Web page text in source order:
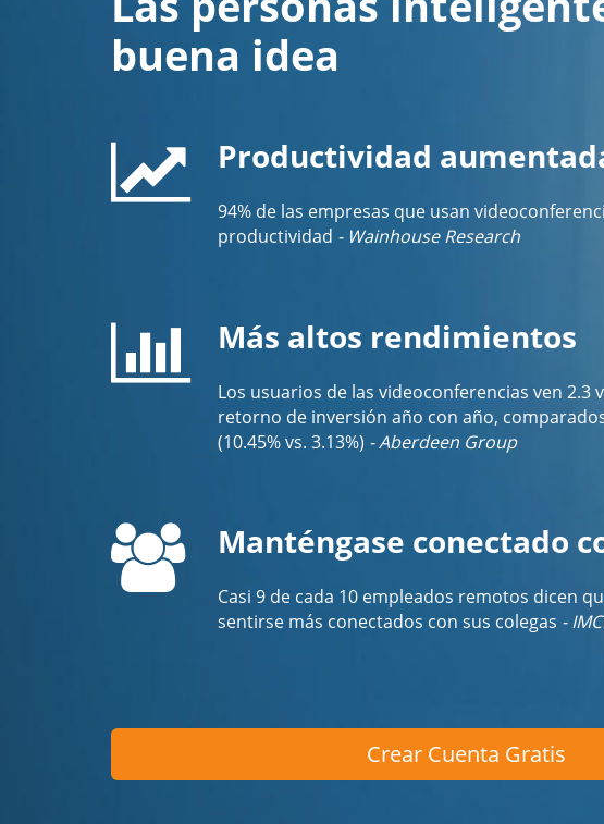
buena idea
Productividad
94% de las empresas que usan
productividad - Wainhouse Research
Más altos rendimientos
Los usuarios de las videoconferencias ven 2.3
retorno de inversión año con año,
(10.45% vs. 3.13%) - Aberdeen Group
Manténgase conectado
Casi 9 de cada 10 empleados remotos dicen
sentirse más conectados con sus colegas -
Crear Cuenta Gratis